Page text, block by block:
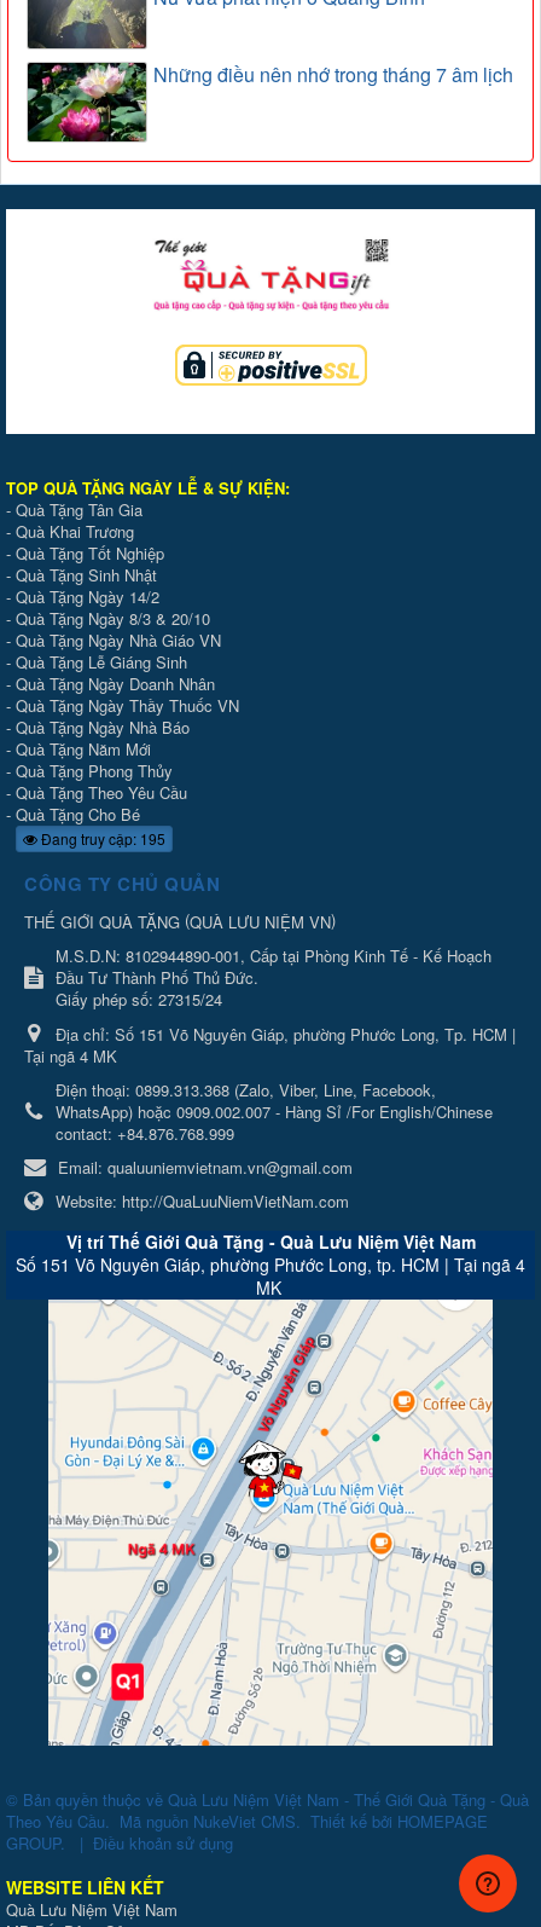
Những điều nên nhớ trong tháng 7 âm lịch
TOP QUÀ TẶNG NGÀY LỄ & SỰ KIỆN:
- Quà Tặng Tân Gia
- Quà Khai Trương
- Quà Tặng Tốt Nghiệp
- Quà Tặng Sinh Nhật
- Quà Tặng Ngày 14/2
- Quà Tặng Ngày 8/3 & 20/10
- Quà Tặng Ngày Nhà Giáo VN
- Quà Tặng Lễ Giáng Sinh
- Quà Tặng Ngày Doanh Nhân
- Quà Tặng Ngày Thầy Thuốc VN
- Quà Tặng Ngày Nhà Báo
- Quà Tặng Năm Mới
- Quà Tặng Phong Thủy
- Quà Tặng Theo Yêu Cầu
- Quà Tặng Cho Bé
Đang truy cập: 195
CÔNG TY CHỦ QUẢN
THẾ GIỚI QUÀ TẶNG (QUÀ LƯU NIỆM VN)
M.S.D.N: 8102944890-001, Cấp tại Phòng Kinh Tế - Kế Hoạch
Đầu Tư Thành Phố Thủ Đức.
Giấy phép số: 27315/24
Địa chỉ: Số 151 Võ Nguyên Giáp, phường Phước Long, Tp. HCM |
Tại ngã 4 MK
Điện thoại: 0899.313.368 (Zalo, Viber, Line, Facebook,
WhatsApp) hoặc 0909.002.007 - Hàng Sỉ /For English/Chinese
contact: +84.876.768.999
Email: qualuuniemvietnam.vn@gmail.com
Website: http://QuaLuuNiemVietNam.com
Vị trí Thế Giới Quà Tặng - Quà Lưu Niệm Việt Nam
Số 151 Võ Nguyên Giáp, phường Phước Long, tp. HCM | Tại ngã 4
MK
© Bản quyền thuộc về Quà Lưu Niệm Việt Nam - Thế Giới Quà Tặng - Quà
Theo Yêu Cầu. Mã nguồn NukeViet CMS. Thiết kế bởi HOMEPAGE
GROUP. | Điều khoản sử dụng
WEBSITE LIÊN KẾT
Quà Lưu Niệm Việt Nam